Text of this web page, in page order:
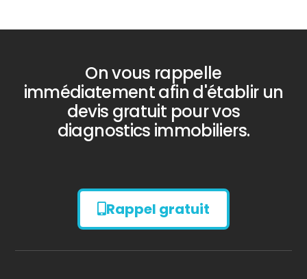
Diagnostic
AMIANTE
On vous rappelle
immédiatement afin d'établir un
devis gratuit pour vos
diagnostics immobiliers.
Rappel gratuit